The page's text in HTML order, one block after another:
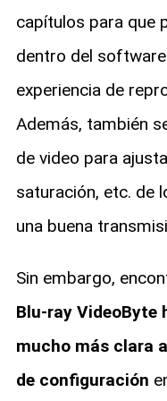
capítulos para que
dentro del
experiencia de
Además, también
de video para
saturación, etc. de
una buena
Sin embargo,
Blu-ray VideoByte
mucho más clara
de configuración